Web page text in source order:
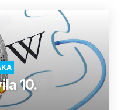
10.